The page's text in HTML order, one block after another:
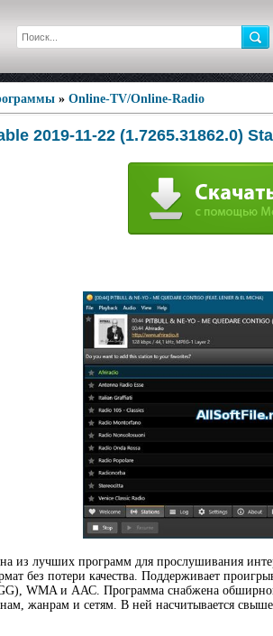
» Online-TV/Online-Radio
2019-11-22 (1.7265.31862.0)
из лучших программ для прослушивания
без потери качества. Поддерживает
WMA и ААС. Программа снабжена
жанрам и сетям. В ней насчитывается